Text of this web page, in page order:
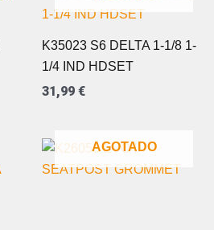
K35023 S6 DELTA 1-1/8 1-
1/4 IND HDSET
31,99 €
AGOTADO